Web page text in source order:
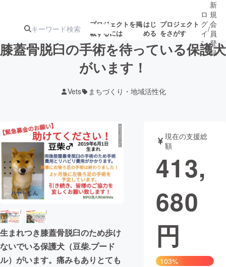
プロジェクトを掲
載するには
はじ
める
プロジェクト
をさがす
ターン
ジェクト
募集終了が近いプ
ロジェクト
アート・写真 音楽
テクノロジー・ガジェット ゲーム・サ
映像・映画
まちづくり・地域活性化
ロ
グ
イ
ン
/
新
規
会
員
登
録
膝蓋骨脱臼の手術を待っている保護犬
がいます！
Vets まちづくり・地域活性化
生まれつき膝蓋骨脱臼のため歩け
ないでいる保護犬（豆柴.プード
ル）がいます。痛みもありとても
現在の支援総
額
413,
680
円
103%